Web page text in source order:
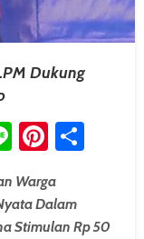
Dukung
Line
Warga
Dalam
Stimulan Rp 50